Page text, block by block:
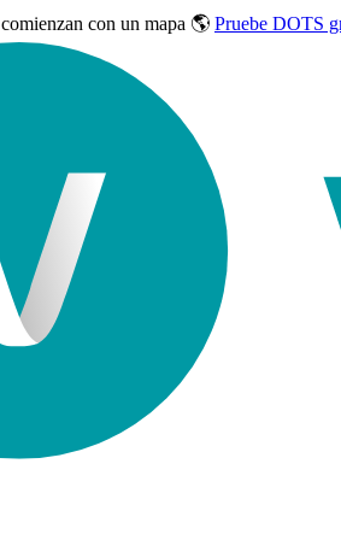
comienzan con un mapa 🌎 Pruebe DOTS